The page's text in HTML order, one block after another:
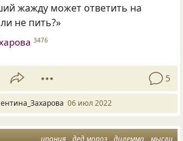
жажду может ответить на
не пить?»
3476
5
06 июл 2022
ирония дед мороз дилемма мысли